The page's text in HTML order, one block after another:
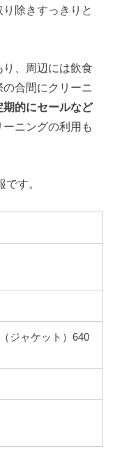
除きすっきりと
、周辺には飲食
合間にクリーニ
期的にセールなど
ニングの利用も
す。
ジャケット）640